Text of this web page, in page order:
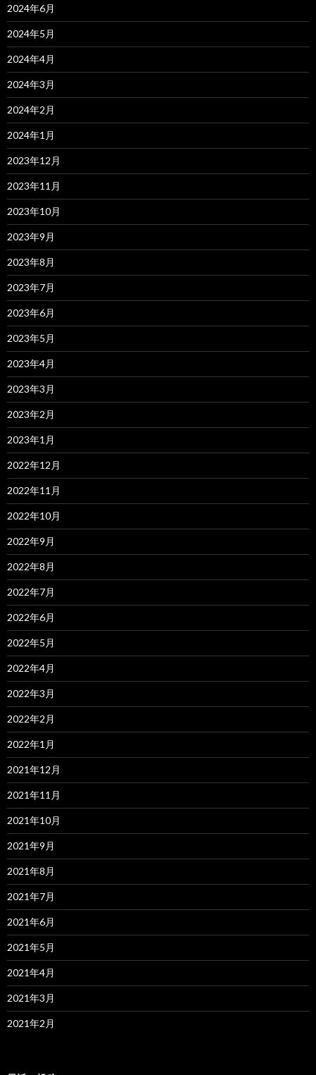
2024年6月
2024年5月
2024年4月
2024年3月
2024年2月
2024年1月
2023年12月
2023年11月
2023年10月
2023年9月
2023年8月
2023年7月
2023年6月
2023年5月
2023年4月
2023年3月
2023年2月
2023年1月
2022年12月
2022年11月
2022年10月
2022年9月
2022年8月
2022年7月
2022年6月
2022年5月
2022年4月
2022年3月
2022年2月
2022年1月
2021年12月
2021年11月
2021年10月
2021年9月
2021年8月
2021年7月
2021年6月
2021年5月
2021年4月
2021年3月
2021年2月